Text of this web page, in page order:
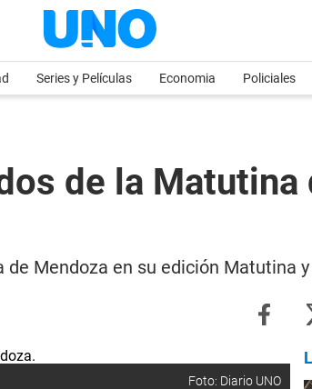
Series y Películas Economia Policiales
de la Matutina
Mendoza en su edición Matutina
Foto: Diario UNO